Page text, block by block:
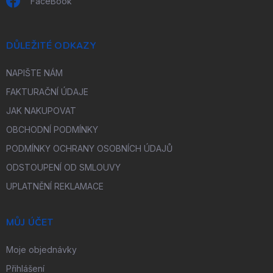
DŮLEŽITÉ ODKAZY
NAPIŠTE NÁM
FAKTURAČNÍ ÚDAJE
JAK NAKUPOVAT
OBCHODNÍ PODMÍNKY
PODMÍNKY OCHRANY OSOBNÍCH ÚDAJŮ
ODSTOUPENÍ OD SMLOUVY
UPLATNĚNÍ REKLAMACE
MŮJ ÚČET
Moje objednávky
Přihlášení